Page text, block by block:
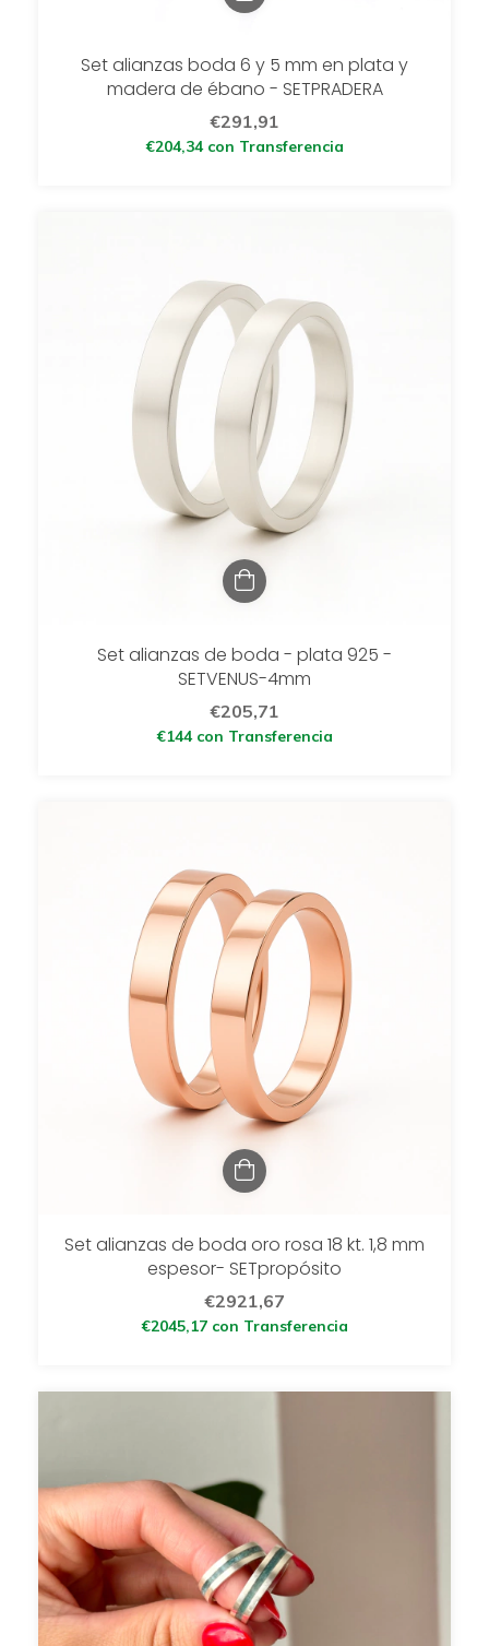
Set alianzas boda 6 y 5 mm en plata y
madera de ébano - SETPRADERA
€291,91
€204,34 con Transferencia
Set alianzas de boda - plata 925 -
SETVENUS-4mm
€205,71
€144 con Transferencia
Set alianzas de boda oro rosa 18 kt. 1,8 mm
espesor- SETpropósito
€2921,67
€2045,17 con Transferencia